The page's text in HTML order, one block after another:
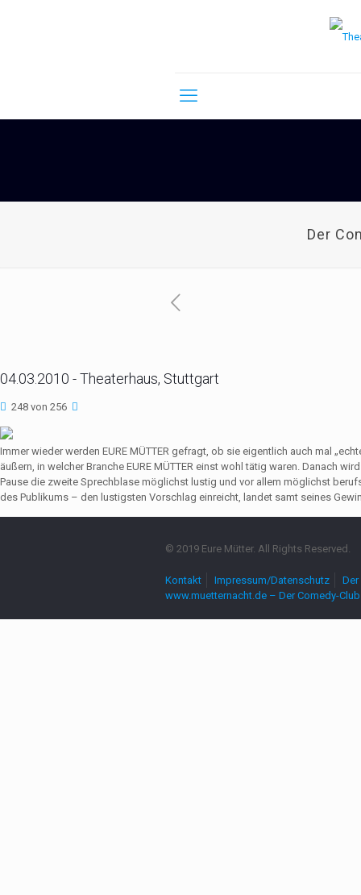
Der
04.03.2010 - Theaterhaus, Stuttgart
248 von 256
Immer wieder werden EURE MÜTTER gefragt, ob sie eigentlich auch mal
äußern, in welcher Branche EURE MÜTTER einst wohl tätig waren. Danach
Pause die zweite Sprechblase möglichst lustig und vor allem möglichst
des Publikums – den lustigsten Vorschlag einreicht, landet samt seines
© 2019 Eure Mütter. All Rights Reserved.
Kontakt Impressum/Datenschutz
www.muetternacht.de – Der Comedy-Club